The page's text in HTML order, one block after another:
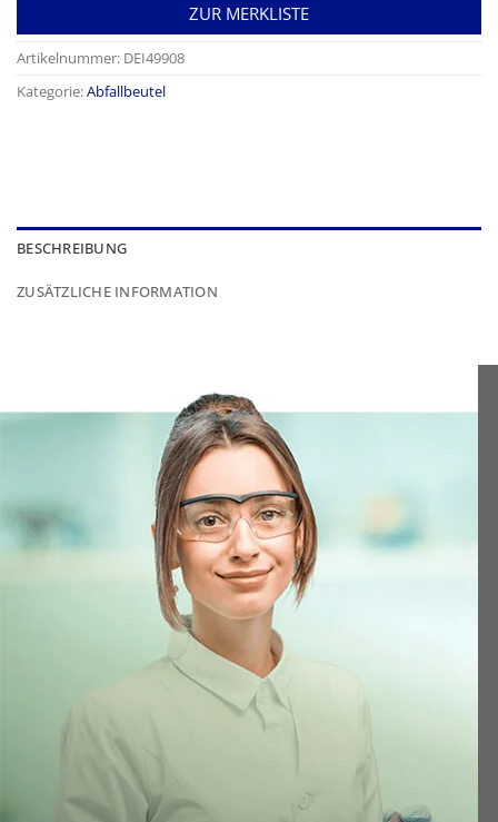
ZUR MERKLISTE
Artikelnummer: DEI49908
Kategorie:Abfallbeutel
BESCHREIBUNG
ZUSÄTZLICHE INFORMATION